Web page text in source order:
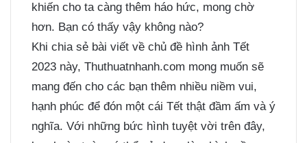
khiến cho ta càng thêm háo hức, mong chờ
hơn. Bạn có thấy vậy không nào?
Khi chia sẻ bài viết về chủ đề hình ảnh Tết
2023 này, Thuthuatnhanh.com mong muốn sẽ
mang đến cho các bạn thêm nhiều niềm vui,
hạnh phúc để đón một cái Tết thật đầm ấm và ý
nghĩa. Với những bức hình tuyệt vời trên đây,